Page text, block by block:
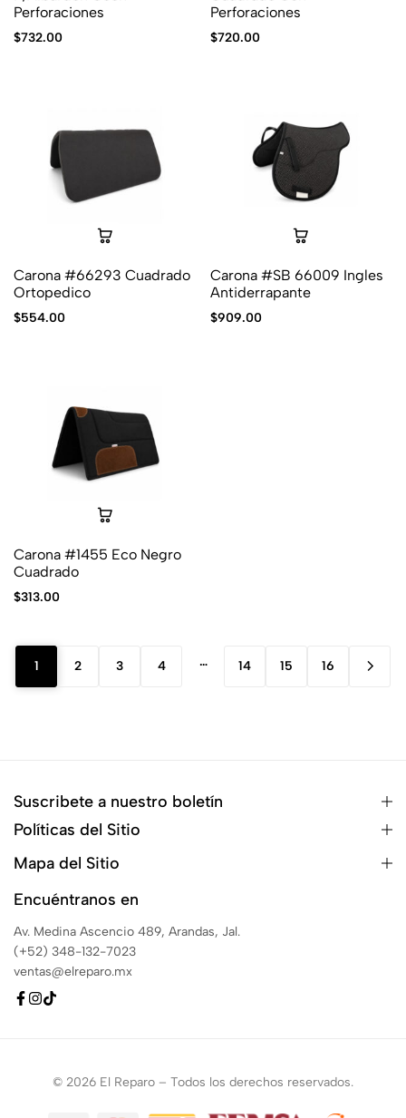
Perforaciones
$732.00
Perforaciones
$720.00
Carona #66293 Cuadrado
Ortopedico
$554.00
Carona #SB 66009 Ingles
Antiderrapante
$909.00
Carona #1455 Eco Negro
Cuadrado
$313.00
1 2 3 4 … 14 15 16
Suscribete a nuestro boletín
Políticas del Sitio
Mapa del Sitio
Encuéntranos en
Av. Medina Ascencio 489, Arandas, Jal.
(+52) 348-132-7023
ventas@elreparo.mx
© 2026 El Reparo – Todos los derechos reservados.